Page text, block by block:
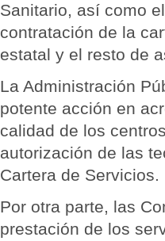
Sanitario, así como
contratación de la
estatal y el resto de
La Administración
potente acción en
calidad de los
autorización de las
Cartera de Servicios.
Por otra parte, las
prestación de los